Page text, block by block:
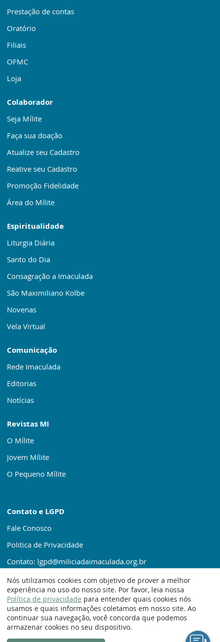
Prestação de contas
Oratório
Filiais
OFMC
Loja
Colaborador
Seja Mílite
Faça sua doação
Atualize seu Cadastro
Reative seu Cadastro
Promoção Fidelidade
Área do Mílite
Espiritualidade
Liturgia Diária
Santo do Dia
Consagração a Imaculada
São Maximiliano Kolbe
Novenas
Vela Virtual
Comunicação
Rede Imaculada
Editorias
Notícias
Revistas MI
O Mílite
Jovem Mílite
O Pequeno Mílite
Contato e LGPD
Fale Conosco
Politica de Privacidade
Contato: lgpd@miliciadaimaculada.org.br
© 1920 – 2025. Milícia da Imaculada
Nós utilizamos cookies com objetivo de prover a melhor
experiência no uso do nosso site. Por favor, leia nossa
Política de privacidade para entender quais cookies nós
usamos e quais informações coletamos em nosso site. Ao
continuar sua navegação, você concorda que podemos
armazenar cookies no seu dispositivo.